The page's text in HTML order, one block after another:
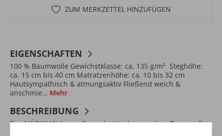
ZUM MERKZETTEL HINZUFÜGEN
EIGENSCHAFTEN
100 % Baumwolle Gewichstklasse: ca. 135 g/m² Steghöhe:
ca. 15 cm bis 40 cm Matratzenhöhe: ca. 10 bis 32 cm
Hautsympathisch & atmungsaktiv Fließend weich &
anschmie… Mehr
BESCHREIBUNG
Das MÜSKAAN Jersey Spannbetttuch aus reiner Baumwolle